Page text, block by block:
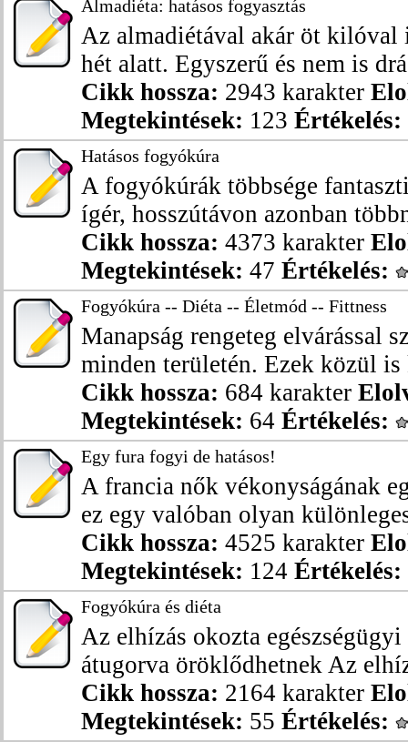
Almadiéta: hatásos fogyasztás
Az almadiétával akár öt kilóval
hét alatt. Egyszerű és nem is
Cikk hossza: 2943 karakter
Megtekintések: 123 Értékelés:
Hatásos fogyókúra
A fogyókúrák többsége
ígér, hosszútávon azonban
Cikk hossza: 4373 karakter
Megtekintések: 47 Értékelés:
Fogyókúra -- Diéta -- Életmód -- Fittness
Manapság rengeteg elvárással
minden területén. Ezek közül
Cikk hossza: 684 karakter
Megtekintések: 64 Értékelés:
Egy fura fogyi de hatásos!
A francia nők vékonyságának
ez egy valóban olyan
Cikk hossza: 4525 karakter
Megtekintések: 124 Értékelés:
Fogyókúra és diéta
Az elhízás okozta
átugorva öröklődhetnek Az
Cikk hossza: 2164 karakter
Megtekintések: 55 Értékelés: